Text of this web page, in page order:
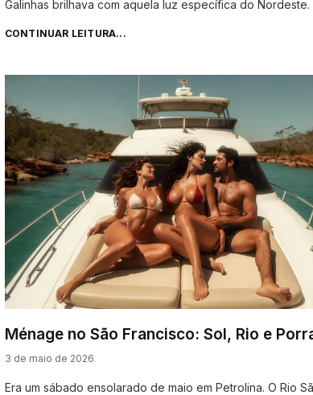
Galinhas brilhava com aquela luz específica do Nordeste.
CONTINUAR LEITURA...
Ménage no São Francisco: Sol, Rio e
3 de maio de 2026
Era um sábado ensolarado de maio em Petrolina. O Rio